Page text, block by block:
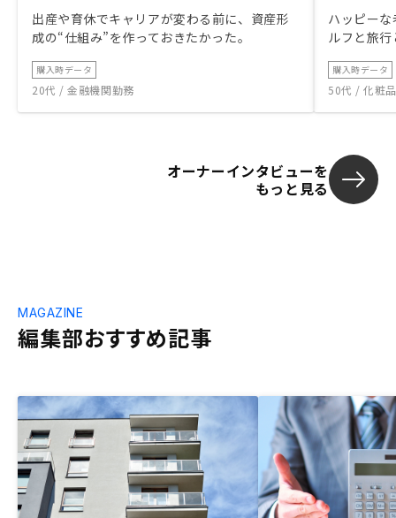
出産や育休でキャリアが変わる前に、資産形
成の“仕組み”を作っておきたかった。
購入時データ
20代 / 金融機関勤務
ハッピー
ルフと旅
購入時データ
50代 / 化粧
オーナーインタビューを
もっと見る
編集部おすすめ記事
MAGAZINE